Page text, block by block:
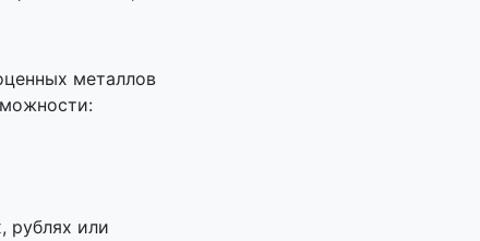
металлов
рублях или